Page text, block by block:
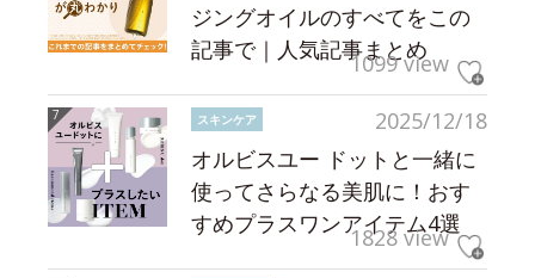
ジングオイルのすべてをこの
記事で｜人気記事まとめ
1099 view
2025/12/18
スキンケア
オルビスユー ドットと一緒に
使ってさらなる美肌に！おす
すめプラスワンアイテム4選
1828 view